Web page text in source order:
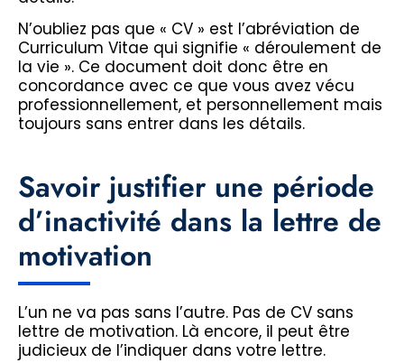
N’oubliez pas que « CV » est l’abréviation de
Curriculum Vitae qui signifie « déroulement de
la vie ». Ce document doit donc être en
concordance avec ce que vous avez vécu
professionnellement, et personnellement mais
toujours sans entrer dans les détails.
Savoir justifier une période
d’inactivité dans la lettre de
motivation
L’un ne va pas sans l’autre. Pas de CV sans
lettre de motivation. Là encore, il peut être
judicieux de l’indiquer dans votre lettre.